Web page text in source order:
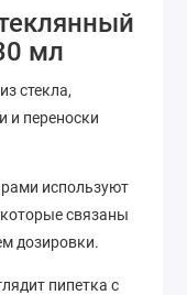
мл
стекла,
и переноски
используют
связаны
дозировки.
пипетка с